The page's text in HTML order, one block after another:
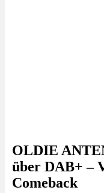
OLDIE
über DAB+ –
Comeback